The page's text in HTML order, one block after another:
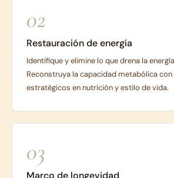
02
Restauración de energía
Identifique y elimine lo que drena la
Reconstruya la capacidad metabólica
estratégicos en nutrición y estilo de vida.
03
Marco de longevidad